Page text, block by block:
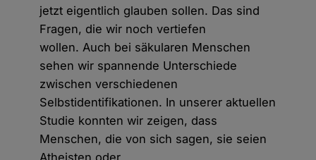
jetzt eigentlich glauben sollen. Das sind
Fragen, die wir noch vertiefen
wollen. Auch bei säkularen Menschen
sehen wir spannende Unterschiede
zwischen verschiedenen
Selbstidentifikationen. In unserer aktuellen
Studie konnten wir zeigen, dass
Menschen, die von sich sagen, sie seien
Atheisten oder